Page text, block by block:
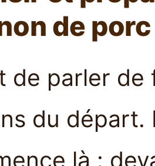
de porc
de parler de
du départ.
là :